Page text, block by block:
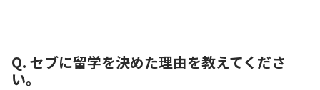
Q. セブに留学を決めた理由を教えてくださ
い。